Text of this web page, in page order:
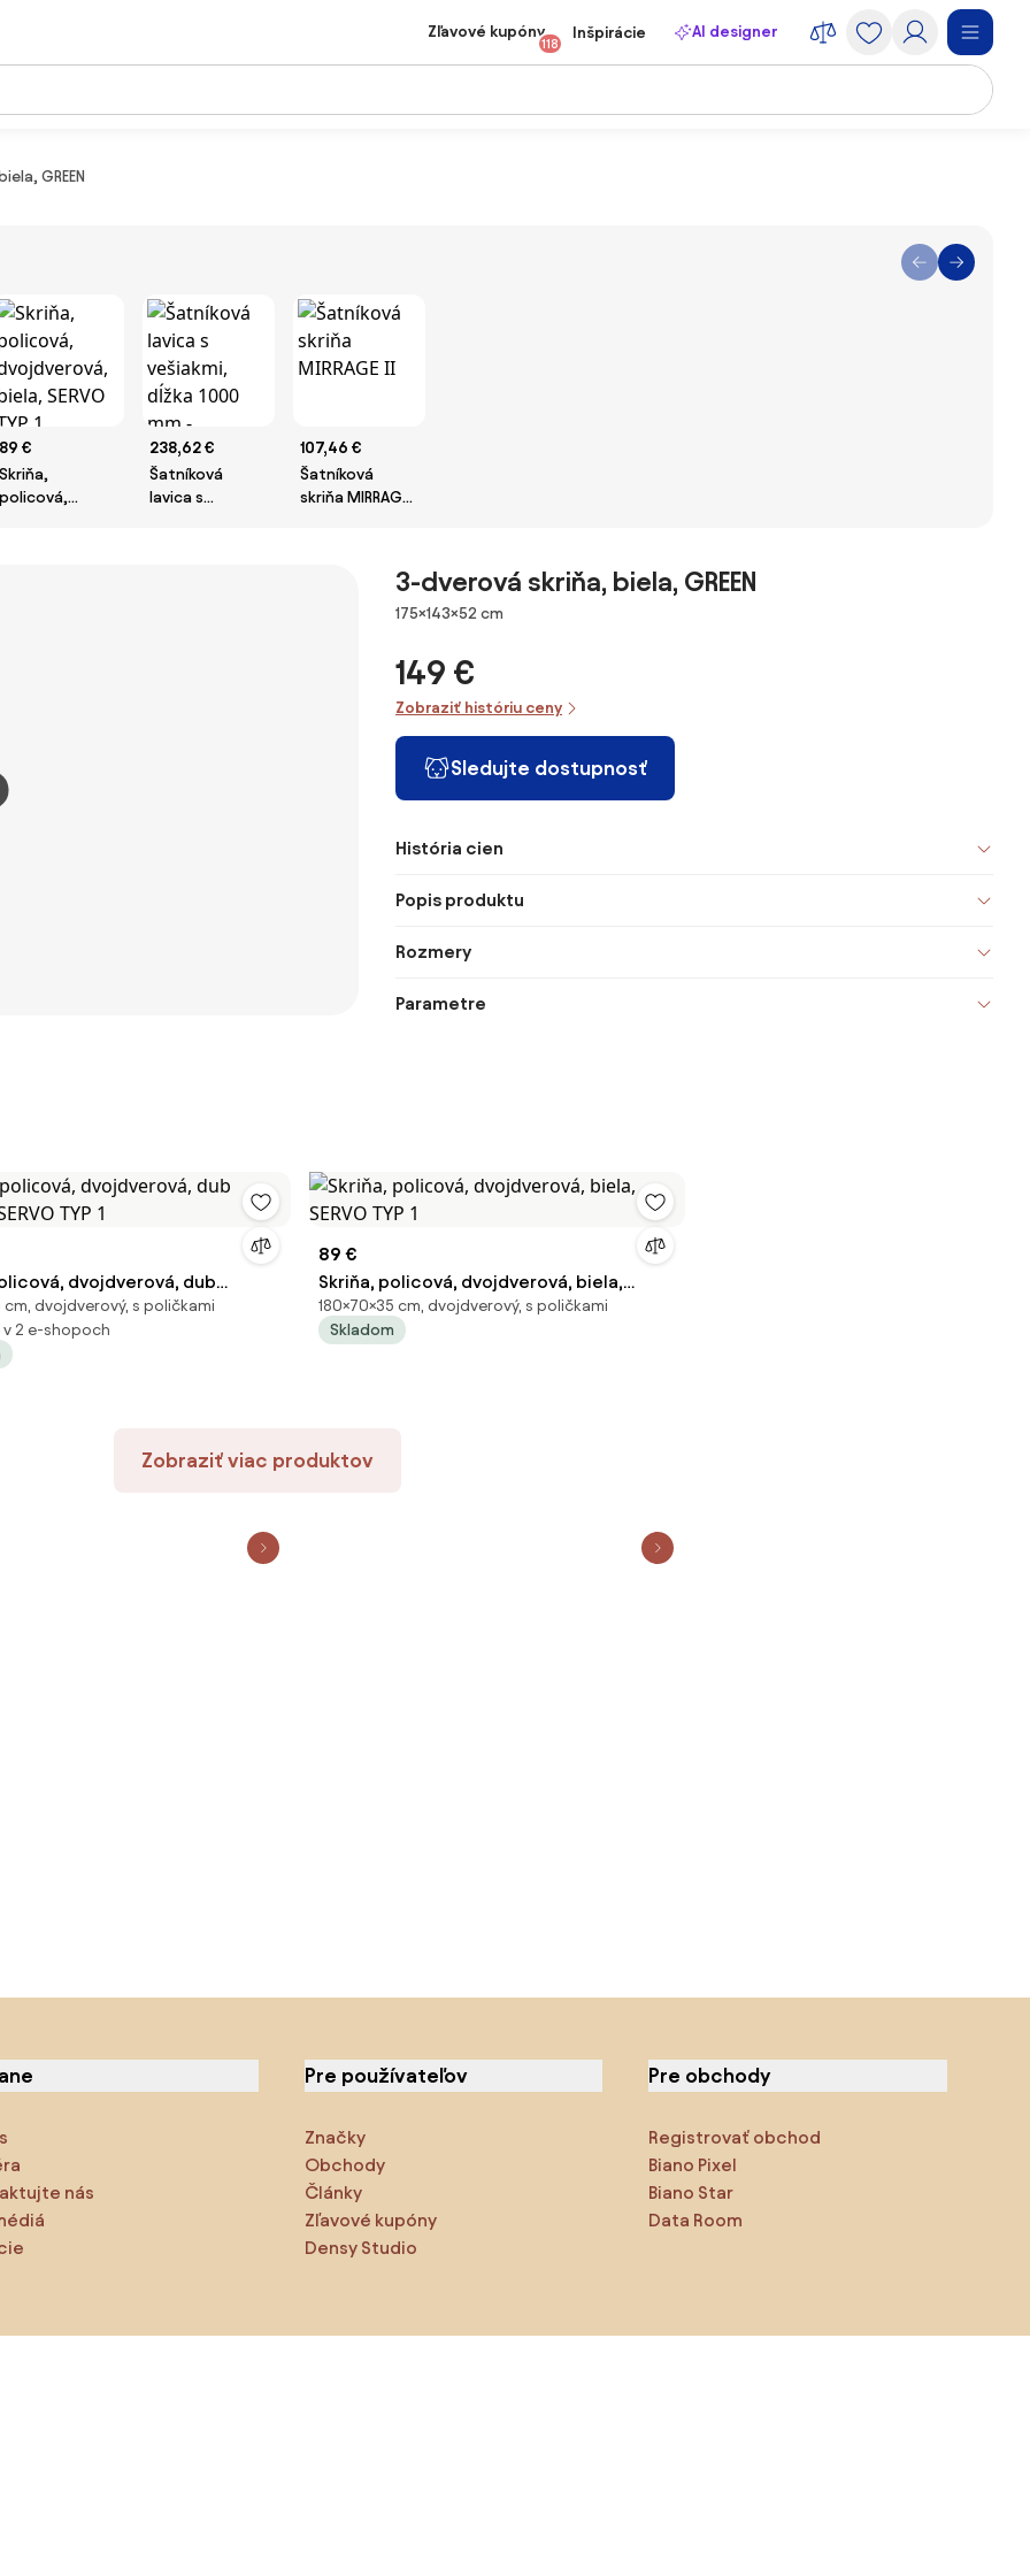
Zľavové kupóny
118
Inšpirácie AI designer
GREEN
89 €
Skriňa,
policová,
238,62 €
Šatníková
lavica s
107,46 €
Šatníková
skriňa MIRRAGE
3-dverová skriňa, biela, GREEN
Rozmery
175×143×52 cm
149 €
Zobraziť históriu ceny
Sledujte dostupnosť
História cien
Popis produktu
Rozmery
Parametre
dvojdverová, dub
TYP 1
cm, dvojdverový, s poličkami
2 e-shopoch
89 €
Skriňa, policová, dvojdverová, biela,
SERVO TYP 1
180×70×35 cm, dvojdverový, s poličkami
Skladom
Zobraziť viac produktov
nás
Pre používateľov
Značky
Obchody
Články
Zľavové kupóny
Densy Studio
Pre obchody
Registrovať obchod
Biano Pixel
Biano Star
Data Room